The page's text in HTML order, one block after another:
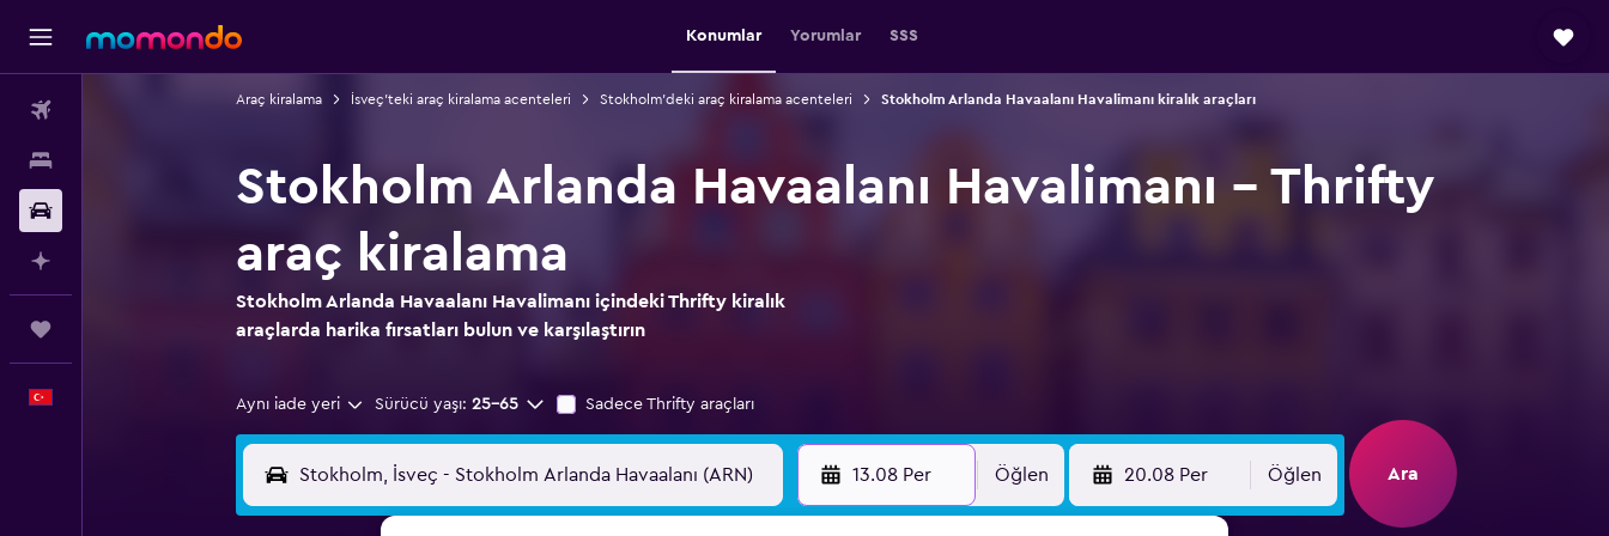
Konumlar Yorumlar SSS
Araç kiralama İsveç'teki araç kiralama acenteleri Stokholm'deki araç kiralama acenteleri Stokholm Arlanda Havaalanı Havalimanı kiralık araçları
Stokholm Arlanda Havaalanı Havalimanı - Thrifty
araç kiralama
Stokholm Arlanda Havaalanı Havalimanı içindeki Thrifty kiralık
araçlarda harika fırsatları bulun ve karşılaştırın
Aynı iade yeri Sürücü yaşı: 25-65 Sadece Thrifty araçları
13.08 Per Öğlen 20.08 Per Öğlen Ara